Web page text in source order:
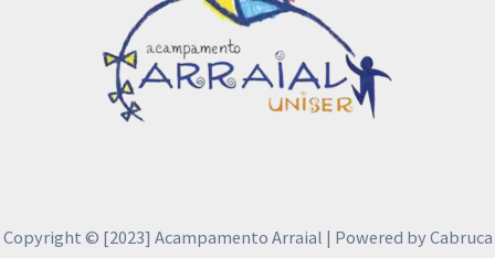
Copyright © [2023] Acampamento Arraial | Powered by Cabruca